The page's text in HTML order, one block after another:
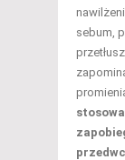
sebum,